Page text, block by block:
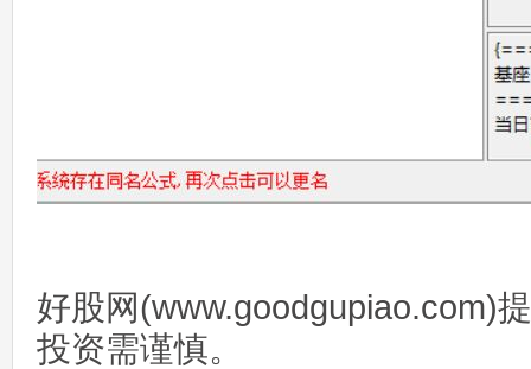
好股网(www.goodgupiao.com)
投资需谨慎。